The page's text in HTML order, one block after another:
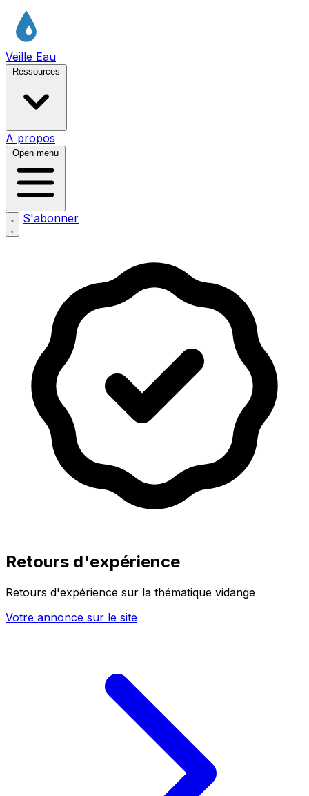
Veille Eau
Ressources
A propos
Open menu
S'abonner
Retours d'expérience
Retours d'expérience sur la thématique vidange
Votre annonce sur le site